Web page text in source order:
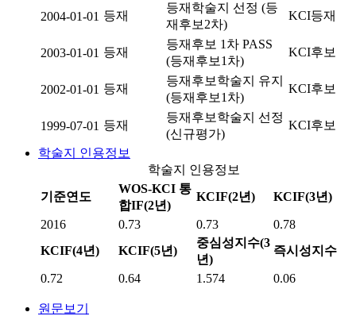
2004-01-01 등재
등재학술지 선정 (등
재후보2차)
KCI등재
2003-01-01 등재
등재후보 1차 PASS
(등재후보1차)
KCI후보
2002-01-01 등재
등재후보학술지 유지
(등재후보1차)
KCI후보
1999-07-01 등재
등재후보학술지 선정
(신규평가)
KCI후보
학술지 인용정보
학술지 인용정보
기준연도
WOS-KCI 통
합IF(2년)
KCIF(2년) KCIF(3년)
2016 0.73 0.73
0.78
KCIF(4년)
KCIF(5년)
중심성지수(3
년)
즉시성지수
0.72 0.64 1.574 0.06
원문보기